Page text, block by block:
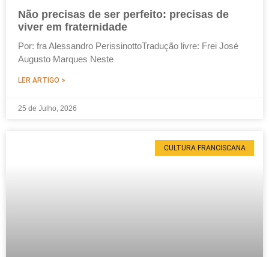
Não precisas de ser perfeito: precisas de
viver em fraternidade
Por: fra Alessandro PerissinottoTradução livre: Frei José
Augusto Marques Neste
LER ARTIGO >
25 de Julho, 2026
CULTURA FRANCISCANA